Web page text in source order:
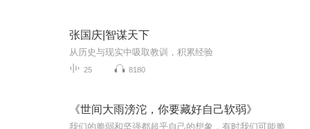
张国庆|智谋天下
从历史与现实中吸取教训，积累经验
25 8180
《世间大雨滂沱，你要藏好自己软弱》